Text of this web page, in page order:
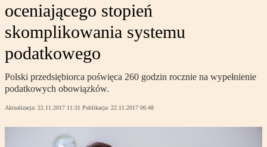
oceniającego stopień
skomplikowania systemu
podatkowego
Polski przedsiębiorca poświęca 260 godzin rocznie na wypełnienie
podatkowych obowiązków.
Aktualizacja: 22.11.2017 11:31 Publikacja: 22.11.2017 06:48